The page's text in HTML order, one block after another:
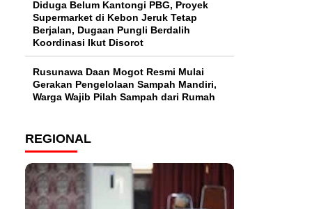
Diduga Belum Kantongi PBG, Proyek
Supermarket di Kebon Jeruk Tetap
Berjalan, Dugaan Pungli Berdalih
Koordinasi Ikut Disorot
Rusunawa Daan Mogot Resmi Mulai
Gerakan Pengelolaan Sampah Mandiri,
Warga Wajib Pilah Sampah dari Rumah
REGIONAL